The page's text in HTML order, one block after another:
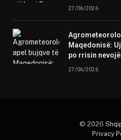
27/06/2026
Maqedonisë:
po rrisin
27/06/2026
© 2026
Privacy